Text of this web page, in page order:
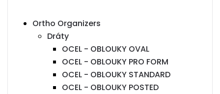
Ortho Organizers
Dráty
OCEL - OBLOUKY OVAL
OCEL - OBLOUKY PRO FORM
OCEL - OBLOUKY STANDARD
OCEL - OBLOUKY POSTED